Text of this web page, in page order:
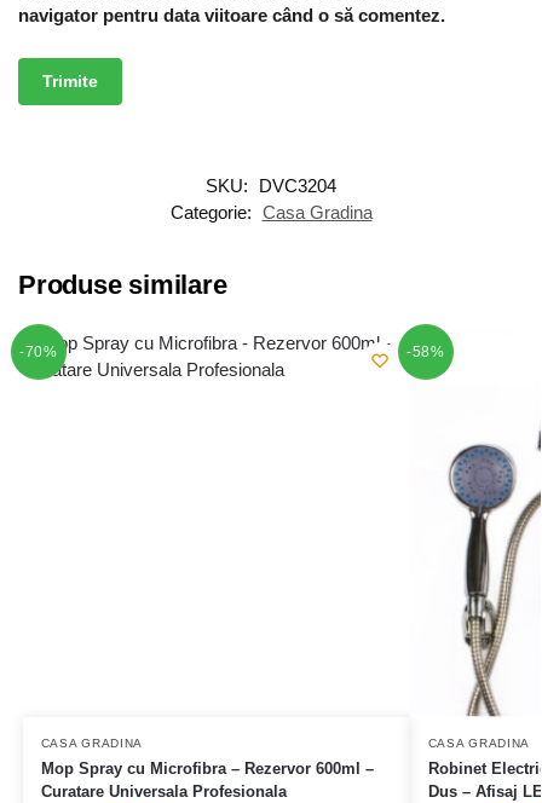
navigator pentru data viitoare când o să comentez.
SKU:
DVC3204
Categorie: Casa Gradina
Produse similare
-70%
CASA GRADINA
Mop Spray cu Microfibra – Rezervor 600ml –
Curatare Universala Profesionala
-58%
CASA GRADINA
Robinet
Dus – Afisaj